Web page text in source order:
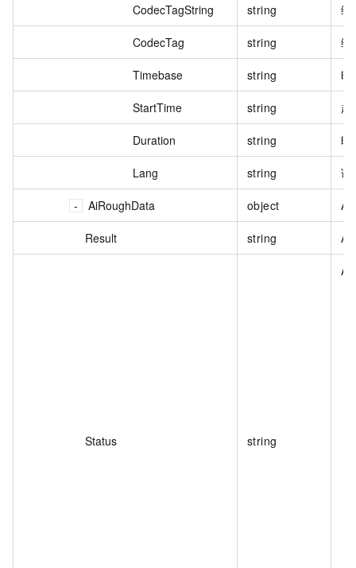
CodecTagString string 编
CodecTag string 编
Timebase string 时
StartTime string 起
Duration string 时
Lang string 语
AiRoughData object AI
Result string AI
Status string
AI